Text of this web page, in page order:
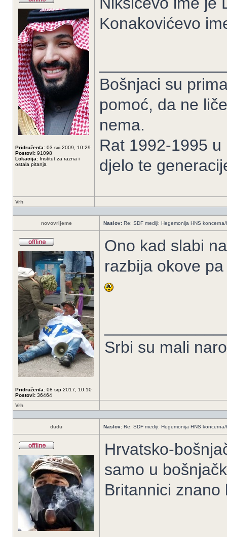
Pridružen/a: 03 svi 2009, 10:29
Postovi: 91098
Lokacija: Institut za razna i
ostala pitanja
Konakovićevo
Bošnjaci su
pomoć, da ne
nema.
Rat 1992-1995
djelo te
Vrh
novovrijeme Naslov: Re: SDF mediji: Hegemonija HNS
Pridružen/a: 08 srp 2017, 10:10
Postovi: 36464
Ono kad slabi
razbija okove
Srbi su mali
Vrh
dudu Naslov: Re: SDF mediji: Hegemonija HNS
Hrvatsko-
samo u
Britannici